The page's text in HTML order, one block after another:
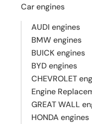
Car engines
AUDI engines
BMW engines
BUICK engines
BYD engines
CHEVROLET
Engine
GREAT WALL
HONDA engines